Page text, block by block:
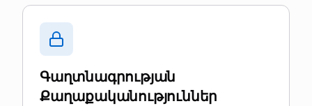
Գաղտնագրության
Քաղաքականություններ